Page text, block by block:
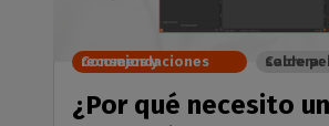
¿Por qué necesito
Consejos y recomendaciones Caldera: impresión